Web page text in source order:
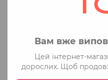
Вам вже
Цей інтернет-
дорослих. Щоб
пастельних відтінках,
Характеристики